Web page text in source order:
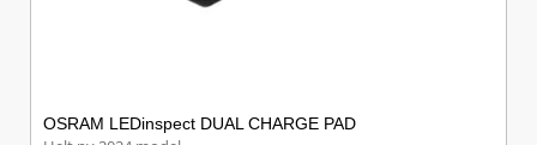
OSRAM LEDinspect DUAL CHARGE PAD